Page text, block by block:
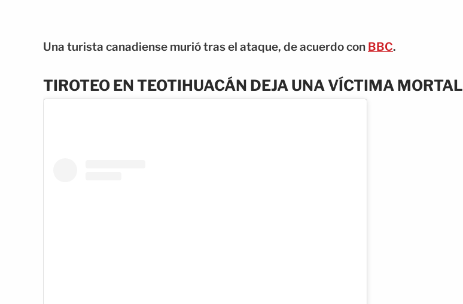
Una turista canadiense murió tras el ataque, de acuerdo con BBC.
TIROTEO EN TEOTIHUACÁN DEJA UNA VÍCTIMA MORTAL